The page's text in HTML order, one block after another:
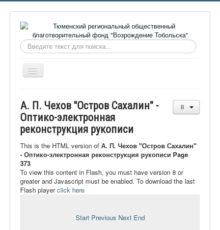
Искать...
Включить/
выключить
О фонде
Онлайн библиотека
Видеоматериалы
Контакты
Сайт проекта Достоевский
Ермаковополе.рф
А. П. Чехов "Остров Сахалин" -
Оптико-электронная
реконструкция рукописи
This is the HTML version of А. П. Чехов "Остров Сахалин"
- Оптико-электронная реконструкция рукописи Page
373
To view this content in Flash, you must have version 8 or
greater and Javascript must be enabled. To download the last
Flash playerclick here
Start Previous Next End